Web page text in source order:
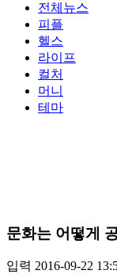
전체뉴스
피플
헬스
라이프
컬처
머니
테마
문화는 어떻게
입력 2016-09-22